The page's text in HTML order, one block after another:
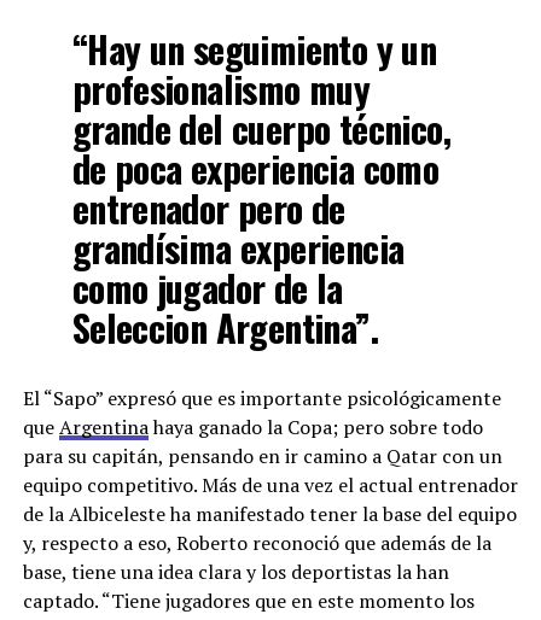
“Hay un seguimiento y un
profesionalismo muy
grande del cuerpo técnico,
de poca experiencia como
entrenador pero de
grandísima experiencia
como jugador de la
Seleccion Argentina”.
El “Sapo” expresó que es importante psicológicamente
queArgentinahaya ganado la Copa; pero sobre todo
para su capitán, pensando en ir camino a Qatar con un
equipo competitivo. Más de una vez el actual entrenador
de la Albiceleste ha manifestado tener la base del equipo
y, respecto a eso, Roberto reconoció que además de la
base, tiene una idea clara y los deportistas la han
captado. “Tiene jugadores que en este momento los